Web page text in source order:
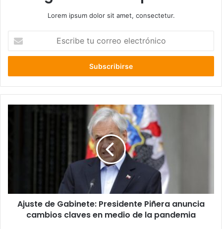
Lorem ipsum dolor sit amet, consectetur.
correo
en
medio
Ajuste de Gabinete: Presidente Piñera anuncia
cambios claves en medio de la pandemia